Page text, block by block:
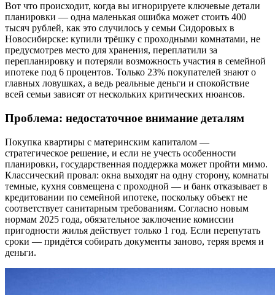
Вот что происходит, когда вы игнорируете ключевые детали
планировки — одна маленькая ошибка может стоить 400
тысяч рублей, как это случилось у семьи Сидоровых в
Новосибирске: купили трёшку с проходными комнатами, не
предусмотрев место для хранения, переплатили за
перепланировку и потеряли возможность участия в семейной
ипотеке под 6 процентов. Только 23% покупателей знают о
главных ловушках, а ведь реальные деньги и спокойствие
всей семьи зависят от нескольких критических нюансов.
Проблема: недостаточное внимание деталям
Покупка квартиры с материнским капиталом —
стратегическое решение, и если не учесть особенности
планировки, государственная поддержка может пройти мимо.
Классический провал: окна выходят на одну сторону, комнаты
темные, кухня совмещена с проходной — и банк отказывает в
кредитовании по семейной ипотеке, поскольку объект не
соответствует санитарным требованиям. Согласно новым
нормам 2025 года, обязательное заключение комиссии
пригодности жилья действует только 1 год. Если перепутать
сроки — придётся собирать документы заново, теряя время и
деньги.